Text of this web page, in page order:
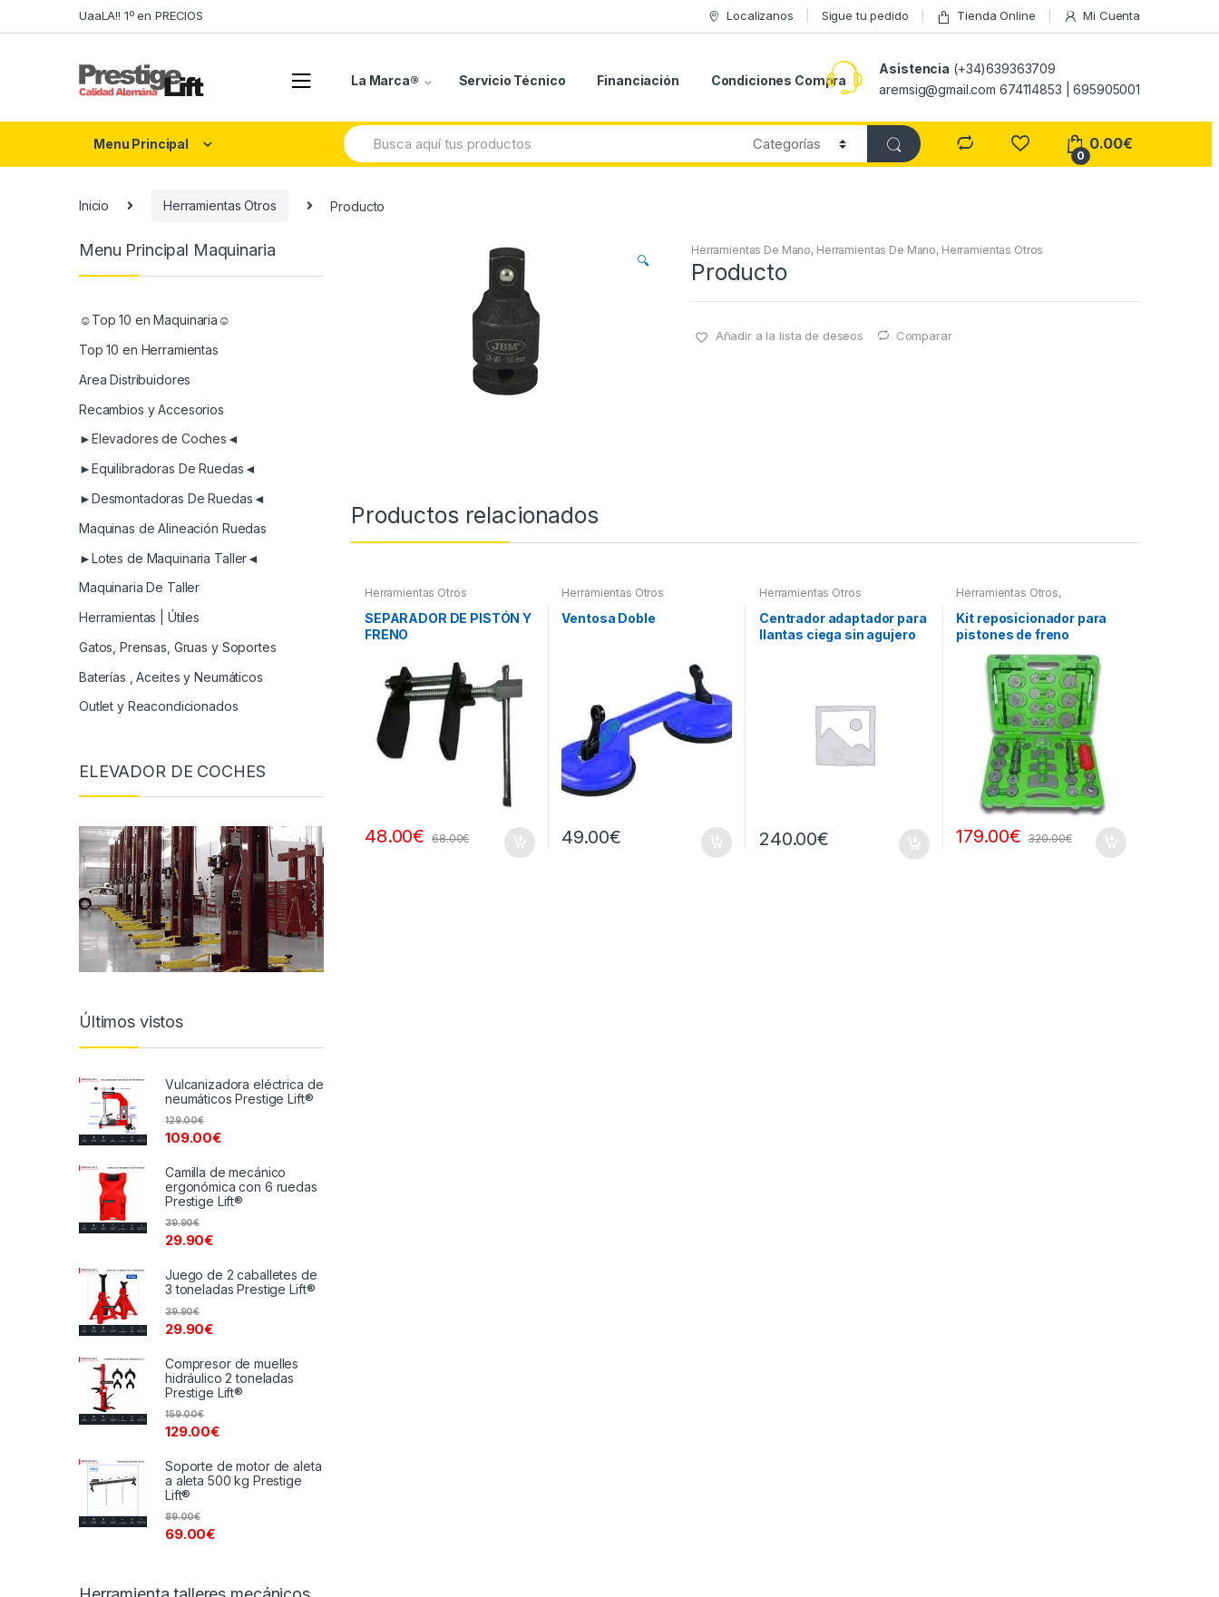
to
to
UaaLA!! 1º en PRECIOS Localizanos Sigue tu pedido Tienda Online Mi Cuenta
La Marca® Servicio Técnico Financiación Condiciones Compra
Asistencia (+34)639363709
aremsig@gmail.com 674114853 | 695905001
Menu Principal
Search
for:
0
0.00€
Inicio Herramientas Otros Producto
🔍
Herramientas De Mano, Herramientas De Mano, Herramientas Otros
Producto
Añadir a la lista de deseos Comparar
Productos relacionados
Herramientas Otros
SEPARADOR DE PISTÓN Y
FRENO
48.00€ 68.00€
Herramientas Otros
Ventosa Doble
49.00€
Herramientas Otros
Centrador adaptador para
llantas ciega sin agujero
240.00€
Herramientas Otros,
Refrigeración
Kit reposicionador para
pistones de freno
179.00€ 320.00€
Menu Principal Maquinaria
☺Top 10 en Maquinaria☺
Top 10 en Herramientas
Area Distribuidores
Recambios y Accesorios
►Elevadores de Coches◄
►Equilibradoras De Ruedas◄
►Desmontadoras De Ruedas◄
Maquinas de Alineación Ruedas
►Lotes de Maquinaria Taller◄
Maquinaria De Taller
Herramientas | Útiles
Gatos, Prensas, Gruas y Soportes
Baterías , Aceites y Neumáticos
Outlet y Reacondicionados
ELEVADOR DE COCHES
Últimos vistos
Vulcanizadora eléctrica de
neumáticos Prestige Lift®
109.00€
129.00€
Camilla de mecánico
ergonómica con 6 ruedas
Prestige Lift®
29.90€
39.90€
Juego de 2 caballetes de
3 toneladas Prestige Lift®
29.90€
39.90€
Compresor de muelles
hidráulico 2 toneladas
Prestige Lift®
129.00€
159.00€
Soporte de motor de aleta
a aleta 500 kg Prestige
Lift®
69.00€
89.00€